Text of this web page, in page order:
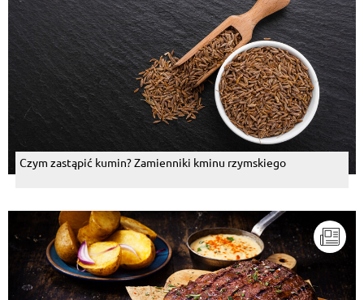
Czym zastąpić kumin? Zamienniki kminu rzymskiego